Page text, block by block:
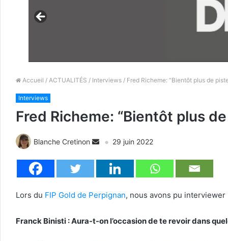
Accueil / ACTUALITÉS / Interviews / Fred Richeme: “Bientôt plus de
Interviews
Fred Richeme: “Bientôt plus
Blanche Cretinon 29 juin 2022
Lors du FIP Gold de Perpignan, nous avons pu
Franck Binisti : Aura-t-on l’occasion de te revoir dans